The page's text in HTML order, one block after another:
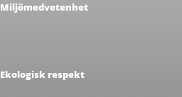
Miljömedvetenhet
Ekologisk respekt